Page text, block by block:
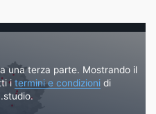
una terza parte. Mostrando il
i termini e condizioni di